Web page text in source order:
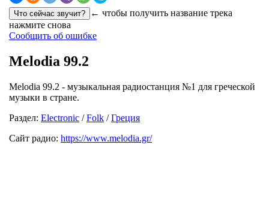
← чтобы получить название трека
нажмите снова
Сообщить об ошибке
Melodia 99.2
Melodia 99.2 - музыкальная радиостанция №1 для греческой
музыки в стране.
Раздел: Electronic /Folk /Греция
Сайт радио: https://www.melodia.gr/